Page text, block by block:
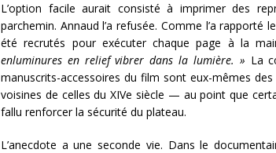
L’option facile aurait consisté à imprimer des
parchemin. Annaud l’a refusée. Comme l’a
été recrutés pour exécuter chaque page à la
enluminures en relief vibrer dans la lumière. » La
manuscrits-accessoires du film sont eux-mêmes
voisines de celles du XIVe siècle — au point que
fallu renforcer la sécurité du plateau.
L’anecdote a une seconde vie. Dans le